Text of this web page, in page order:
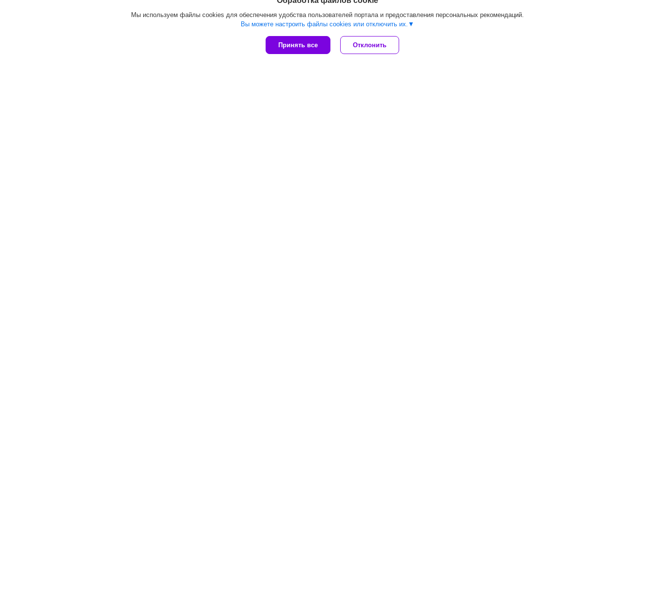
Мы используем файлы cookies для обеспечения удобства пользователей портала и предоставления персональных рекомендаций.
Вы можете настроить файлы cookies или отключить их.
Принять все Отклонить